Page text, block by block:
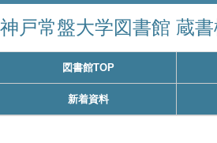
神戸常盤大学図書館 蔵
図書館TOP
新着資料